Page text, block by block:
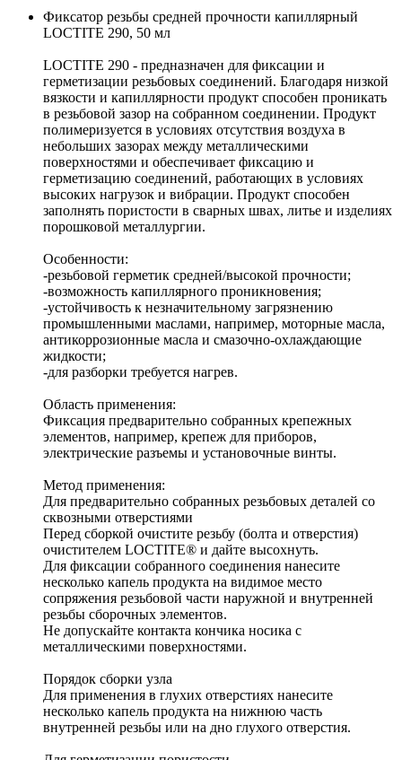
Фиксатор резьбы средней прочности капиллярный
LOCTITE 290, 50 мл
LOCTITE 290 - предназначен для фиксации и
герметизации резьбовых соединений. Благодаря низкой
вязкости и капиллярности продукт способен проникать
в резьбовой зазор на собранном соединении. Продукт
полимеризуется в условиях отсутствия воздуха в
небольших зазорах между металлическими
поверхностями и обеспечивает фиксацию и
герметизацию соединений, работающих в условиях
высоких нагрузок и вибрации. Продукт способен
заполнять пористости в сварных швах, литье и изделиях
порошковой металлургии.
Особенности:
-резьбовой герметик средней/высокой прочности;
-возможность капиллярного проникновения;
-устойчивость к незначительному загрязнению
промышленными маслами, например, моторные масла,
антикоррозионные масла и смазочно-охлаждающие
жидкости;
-для разборки требуется нагрев.
Область применения:
Фиксация предварительно собранных крепежных
элементов, например, крепеж для приборов,
электрические разъемы и установочные винты.
Метод применения:
Для предварительно собранных резьбовых деталей со
сквозными отверстиями
Перед сборкой очистите резьбу (болта и отверстия)
очистителем LOCTITE® и дайте высохнуть.
Для фиксации собранного соединения нанесите
несколько капель продукта на видимое место
сопряжения резьбовой части наружной и внутренней
резьбы сборочных элементов.
Не допускайте контакта кончика носика с
металлическими поверхностями.
Порядок сборки узла
Для применения в глухих отверстиях нанесите
несколько капель продукта на нижнюю часть
внутренней резьбы или на дно глухого отверстия.